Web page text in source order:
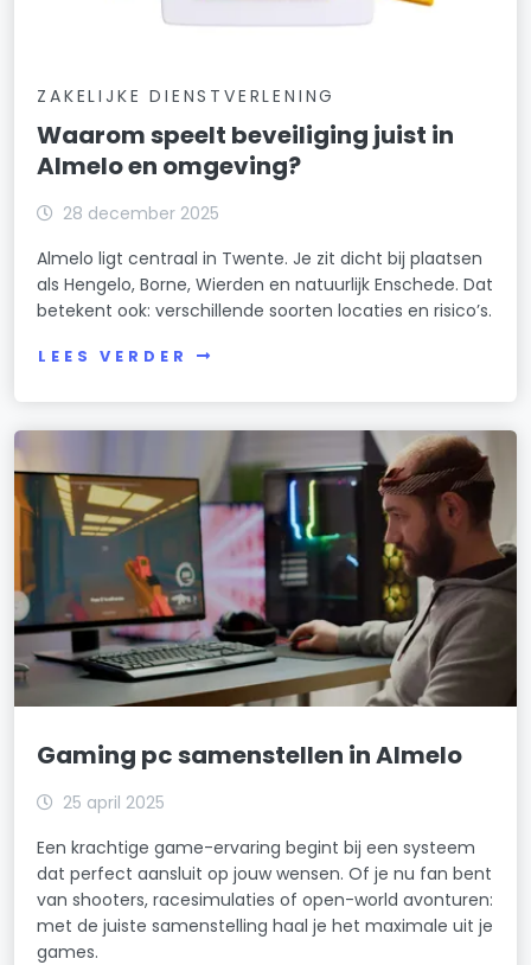
ZAKELIJKE DIENSTVERLENING
Waarom speelt beveiliging juist in
Almelo en omgeving?
28 december 2025
Almelo ligt centraal in Twente. Je zit dicht bij plaatsen
als Hengelo, Borne, Wierden en natuurlijk Enschede. Dat
betekent ook: verschillende soorten locaties en risico’s.
LEES VERDER
Gaming pc samenstellen in Almelo
25 april 2025
Een krachtige game-ervaring begint bij een systeem
dat perfect aansluit op jouw wensen. Of je nu fan bent
van shooters, racesimulaties of open-world avonturen:
met de juiste samenstelling haal je het maximale uit je
games.